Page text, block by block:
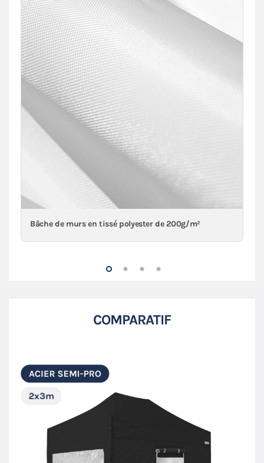
Bâche de murs en tissé polyester de 200g/m²
COMPARATIF